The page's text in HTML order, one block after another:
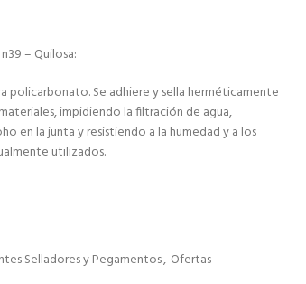
– Quilosa:
policarbonato. Se adhiere y sella herméticamente
impidiendo la filtración de agua,
en la junta y resistiendo a la humedad y a los
utilizados.
Selladores y Pegamentos, Ofertas